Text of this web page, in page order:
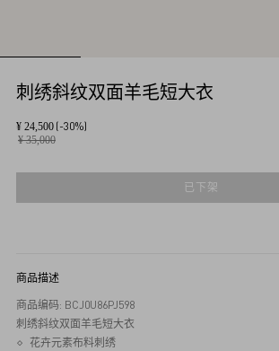
刺绣斜纹双面羊毛短大衣
¥ 24,500 (-30%)
¥ 35,000
已下架
商品描述
商品编码: BCJ0U86PJ598
刺绣斜纹双面羊毛短大衣
花卉元素布料刺绣